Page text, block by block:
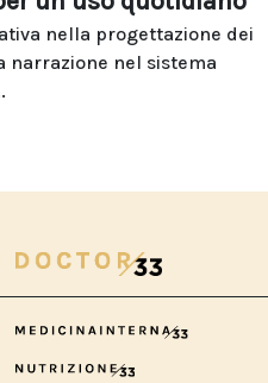
nella progettazione dei
narrazione nel sistema